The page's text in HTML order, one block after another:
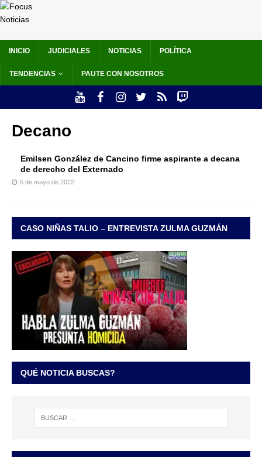
INICIO JUDICIALES NOTICIAS POLÍTICA
TENDENCIAS PAUTE CON NOSOTROS
Decano
Emilsen González de Cancino firme aspirante a decana
de derecho del Externado
5 de mayo de 2022
CASO NIÑAS TALIO – ENTREVISTA ZULMA GUZMÁN
QUÉ NOTICIA BUSCAS?